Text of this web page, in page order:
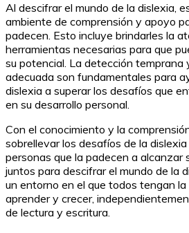
Al descifrar el mundo de la dislexia,
ambiente de comprensión y apoyo
padecen. Esto incluye brindarles la
herramientas necesarias para que
su potencial. La detección temprana
adecuada son fundamentales para
dislexia a superar los desafíos que
en su desarrollo personal.
Con el conocimiento y la
sobrellevar los desafíos de la
personas que la padecen a alcanzar
juntos para descifrar el mundo de la
un entorno en el que todos tengan
aprender y crecer,
de lectura y escritura.